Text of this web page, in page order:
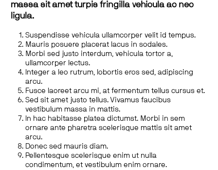
massa sit amet turpis fringilla vehicula ac nec
ligula.
Suspendisse vehicula ullamcorper velit id tempus.
Mauris posuere placerat lacus in sodales.
Morbi sed justo interdum, vehicula tortor a,
ullamcorper lectus.
Integer a leo rutrum, lobortis eros sed, adipiscing
arcu.
Fusce laoreet arcu mi, at fermentum tellus cursus et.
Sed sit amet justo tellus. Vivamus faucibus
vestibulum massa in mattis.
In hac habitasse platea dictumst. Morbi in sem
ornare ante pharetra scelerisque mattis sit amet
arcu.
Donec sed mauris diam.
Pellentesque scelerisque enim ut nulla
condimentum, et vestibulum enim ornare.